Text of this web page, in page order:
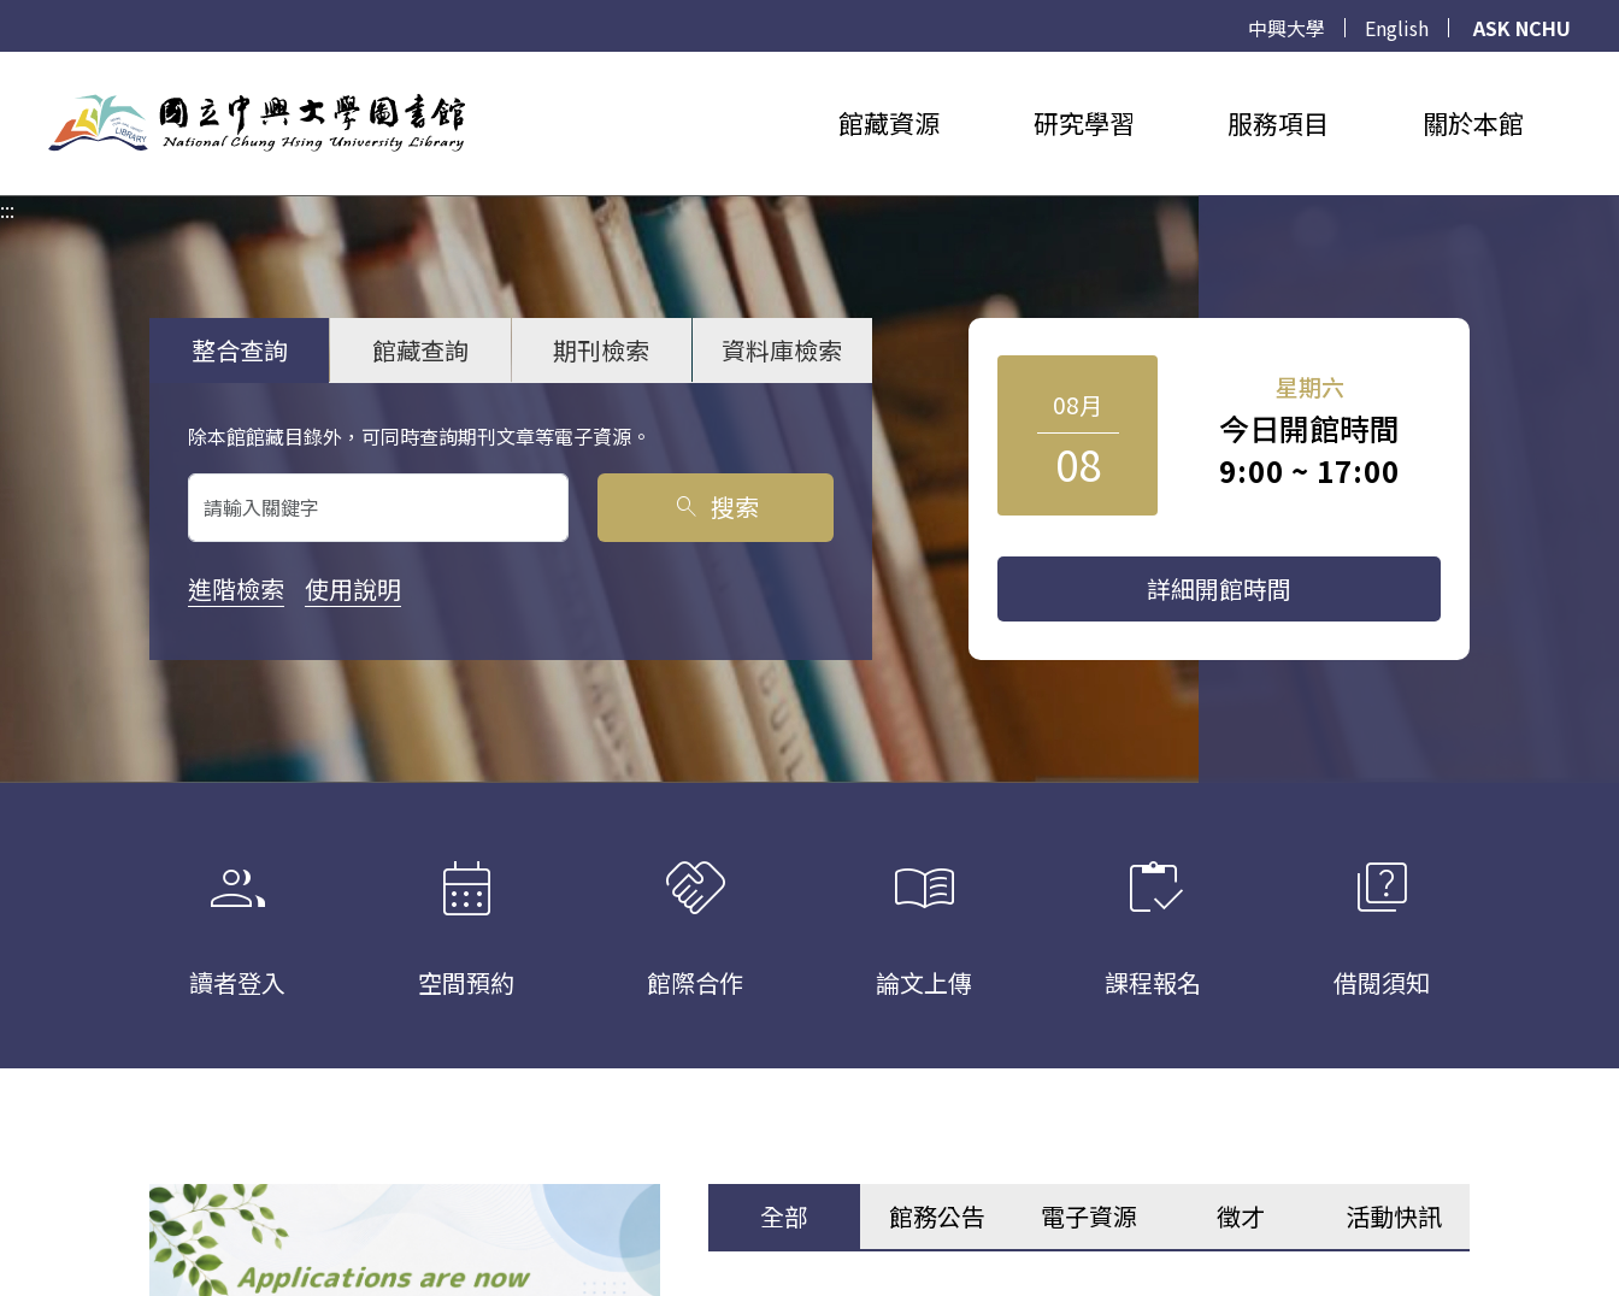
中興大學 English
ASK NCHU
館藏資源 研究學習 服務項目 關於本館
:::
整合查詢 館藏查詢 期刊檢索 資料庫檢索
除本館館藏目錄外，可同時查詢期刊文章等電子資源。
關鍵字搜尋
search 搜索
進階檢索 使用說明
08月
08
星期六
今日開館時間
9:00 ~ 17:00
詳細開館時間
group
讀者登入
calendar_month
空間預約
handshake
館際合作
menu_book
論文上傳
inventory
課程報名
quiz
借閱須知
全部 館務公告 電子資源 徵才 活動快訊